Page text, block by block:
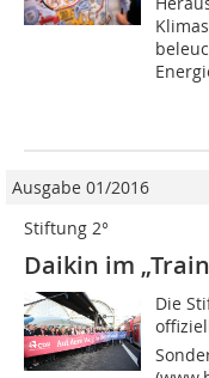
Ausgabe 01/2016
Stiftung 2°
Daikin im
Die